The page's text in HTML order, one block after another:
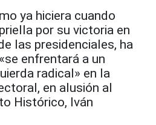
ya hiciera cuando
por su victoria en
las presidenciales, ha
enfrentará a un
radical» en la
en alusión al
Histórico, Iván